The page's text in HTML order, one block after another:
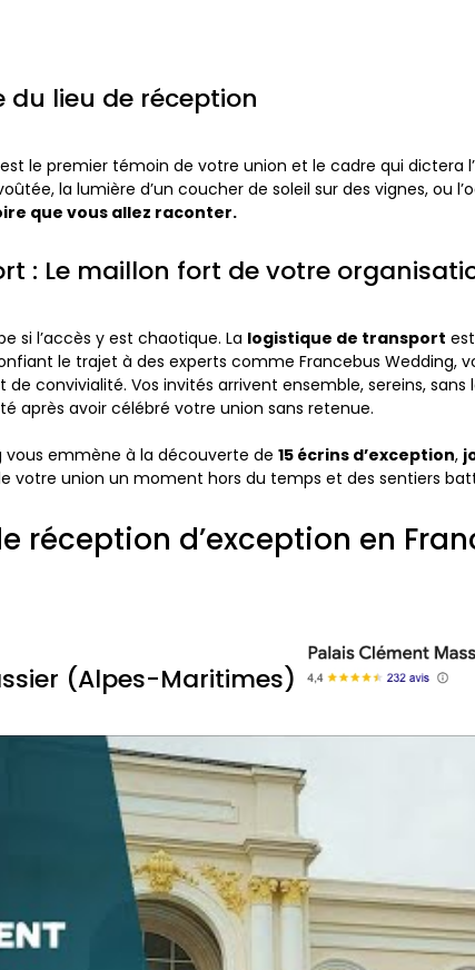
du lieu de réception
le premier témoin de votre union et le cadre qui dictera
la lumière d’un coucher de soleil sur des vignes, ou
que vous allez raconter.
: Le maillon fort de votre
si l’accès y est chaotique. La logistique de transport
le trajet à des experts comme Francebus Wedding,
convivialité. Vos invités arrivent ensemble, sereins, sans
après avoir célébré votre union sans retenue.
vous emmène à la découverte de 15 écrins d’exception,
votre union un moment hors du temps et des sentiers
réception d’exception en
(Alpes-Maritimes)